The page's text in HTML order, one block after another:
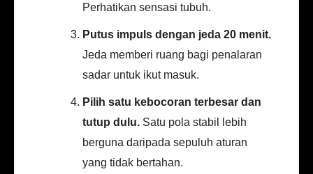
Perhatikan sensasi tubuh.
Putus impuls dengan jeda 20 menit.
Jeda memberi ruang bagi penalaran
sadar untuk ikut masuk.
Pilih satu kebocoran terbesar dan
tutup dulu. Satu pola stabil lebih
berguna daripada sepuluh aturan
yang tidak bertahan.